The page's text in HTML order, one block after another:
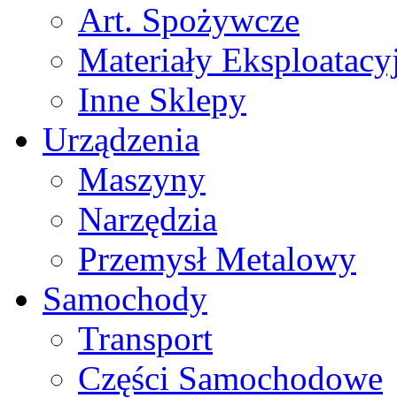
Art. Spożywcze
Materiały
Inne Sklepy
Urządzenia
Maszyny
Narzędzia
Przemysł Metalowy
Samochody
Transport
Części Samochodowe